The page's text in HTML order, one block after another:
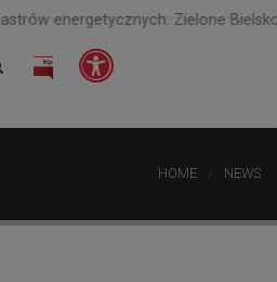
energetycznych: Zielone Bielsko-
HOME NEWS